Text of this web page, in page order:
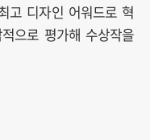
고 디자인 어워드로 혁
으로 평가해 수상작을